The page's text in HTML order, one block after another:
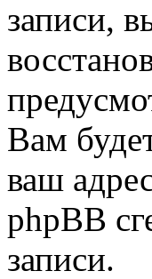
записи,
Вам
ваш
phpBB
записи.